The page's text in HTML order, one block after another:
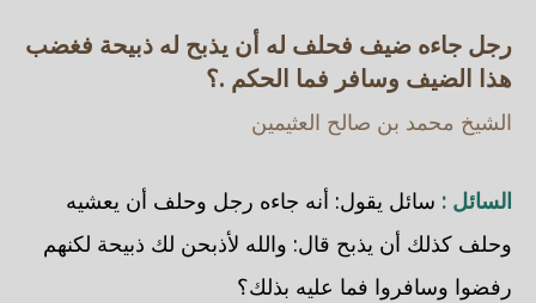
رجل جاءه ضيف فحلف له أن يذبح له ذبيحة فغضب
هذا الضيف وسافر فما الحكم .؟
الشيخ محمد بن صالح العثيمين
السائل : سائل يقول: أنه جاءه رجل وحلف أن يعشيه
وحلف كذلك أن يذبح قال: والله لأذبحن لك ذبيحة لكنهم
رفضوا وسافروا فما عليه بذلك؟